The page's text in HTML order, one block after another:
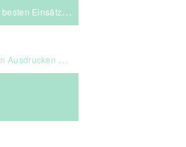
für mehr Ordnung
für euer Zuhause ☆